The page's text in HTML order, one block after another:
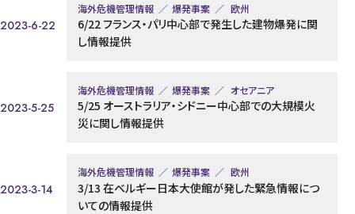
2023-6-22
海外危機管理情報 爆発事案 欧州
6/22 フランス・パリ中心部で発生した建物爆発に関
し情報提供
2023-5-25
海外危機管理情報 爆発事案 オセアニア
5/25 オーストラリア・シドニー中心部での大規模火
災に関し情報提供
2023-3-14
海外危機管理情報 爆発事案 欧州
3/13 在ベルギー日本大使館が発した緊急情報につ
いての情報提供